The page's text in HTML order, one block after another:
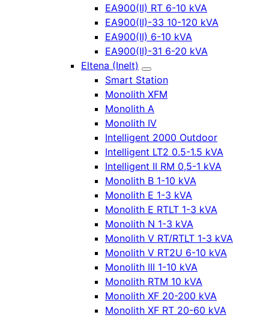
EA900(II) RT 6-10 kVA
EA900(II)-33 10-120 kVA
EA900(II) 6-10 kVA
EA900(II)-31 6-20 kVA
Eltena (Inelt)
Smart Station
Monolith XFM
Monolith A
Monolith IV
Intelligent 2000 Outdoor
Intelligent LT2 0.5-1.5 kVA
Intelligent II RM 0,5-1 kVA
Monolith B 1-10 kVA
Monolith E 1-3 kVA
Monolith E RTLT 1-3 kVA
Monolith N 1-3 kVA
Monolith V RT/RTLT 1-3 kVA
Monolith V RT2U 6-10 kVA
Monolith III 1-10 kVA
Monolith RTM 10 kVA
Monolith XF 20-200 kVA
Monolith XF RT 20-60 kVA